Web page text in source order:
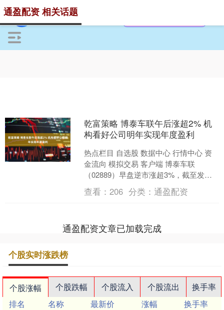
通盈配资 相关话题
乾富策略 博泰车联午后涨超2% 机
构看好公司明年实现年度盈利
热点栏目 自选股 数据中心 行情中心 资
金流向 模拟交易 客户端 博泰车联
（02889）早盘逆市涨超3%，截至发
稿，股价上涨2.35%，现报169.90港元，
成....
查看：206 分类：通盈配资
通盈配资文章已加载完成
个股实时涨跌榜
个股涨幅 个股跌幅 个股流入 个股流出
换手率
排名
名称 最新价 涨幅
换手率